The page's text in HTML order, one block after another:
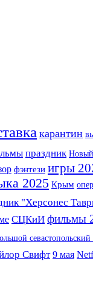
карантин
праздник
фэнтези игры
2025 Крым
"Херсонес
СЦКиИ фильмы
Свифт 9 мая